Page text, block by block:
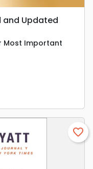
and Updated
Most Important
favorite_border